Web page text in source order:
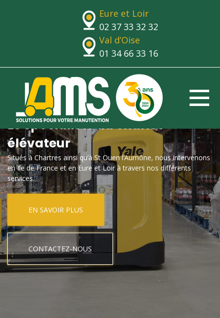
Eure et Loir
02 37 33 32 32
Val d’Oise
01 34 66 33 16
Le spécialiste du chariot
élévateur
Situés à Chartres ainsi qu’à St Ouen l’Aumône, nous intervenons
en Ile de France et en Eure et Loir à travers nos différents
services.
EN SAVOIR PLUS
CONTACTEZ-NOUS